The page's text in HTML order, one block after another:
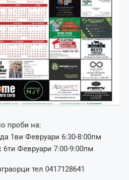
проби на:
1ви Февруари 6:30-8:00пм
Февруари 7:00-9:00пм
тел 0417128641